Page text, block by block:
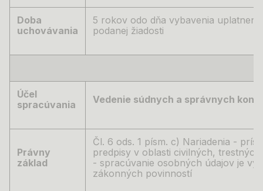
Doba
uchovávania
5 rokov odo dňa vybavenia
podanej žiadosti
Účel
spracúvania
Vedenie súdnych a správnych
Právny
základ
Čl. 6 ods. 1 písm. c) Nariadenia -
predpisy v oblasti civilných,
- spracúvanie osobných údajov je
zákonných povinností